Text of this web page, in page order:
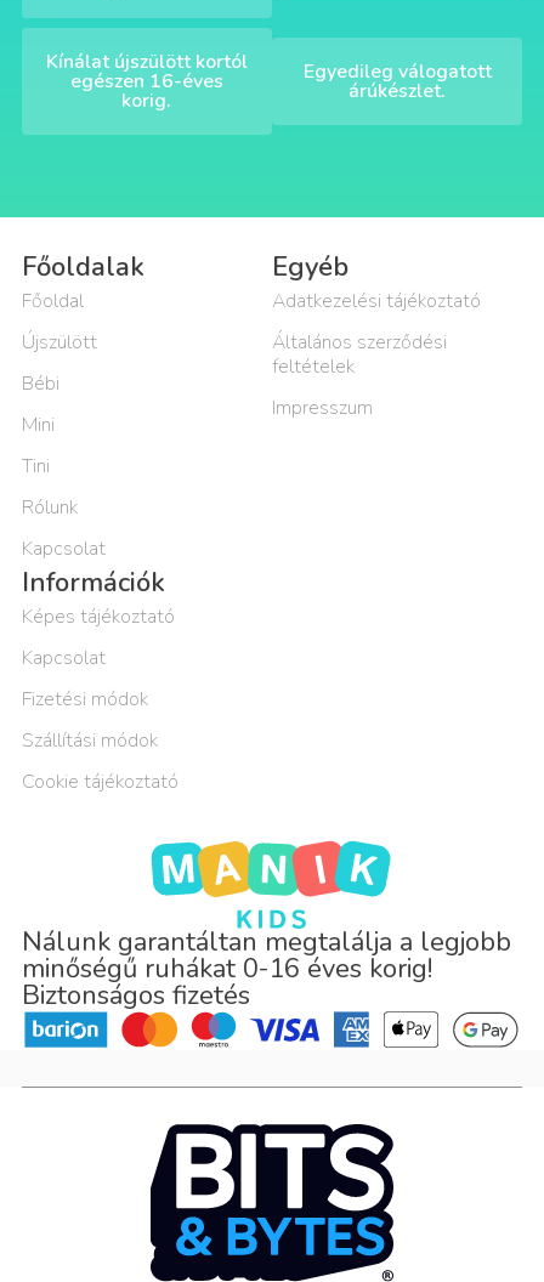
Kínálat újszülött kortól
egészen 16-éves
korig.
Egyedileg válogatott
árúkészlet.
Nálunk garantáltan megtalálja a legjobb
minőségű ruhákat 0-16 éves korig!
Biztonságos fizetés
Főoldalak
Főoldal
Újszülött
Bébi
Mini
Tini
Rólunk
Kapcsolat
Egyéb
Adatkezelési tájékoztató
Általános szerződési
feltételek
Impresszum
Információk
Képes tájékoztató
Kapcsolat
Fizetési módok
Szállítási módok
Cookie tájékoztató